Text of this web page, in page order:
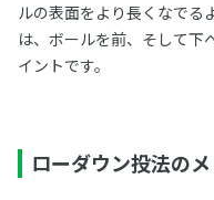
ルの表面をより長くなでる
は、ボールを前、そして下
イントです。
ローダウン投法の